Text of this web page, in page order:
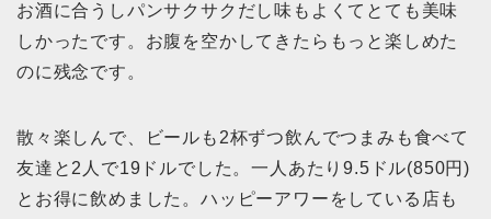
お酒に合うしパンサクサクだし味もよくてとても美味
しかったです。お腹を空かしてきたらもっと楽しめた
のに残念です。
散々楽しんで、ビールも2杯ずつ飲んでつまみも食べて
友達と2人で19ドルでした。一人あたり9.5ドル(850円)
とお得に飲めました。ハッピーアワーをしている店も